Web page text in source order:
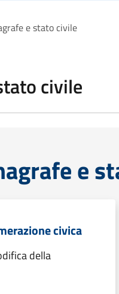
e stato civile
civile
e
civica
della